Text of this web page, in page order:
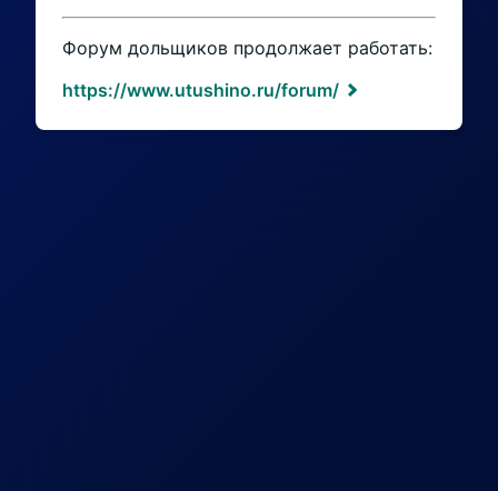
Форум дольщиков продолжает работать:
https://www.utushino.ru/forum/